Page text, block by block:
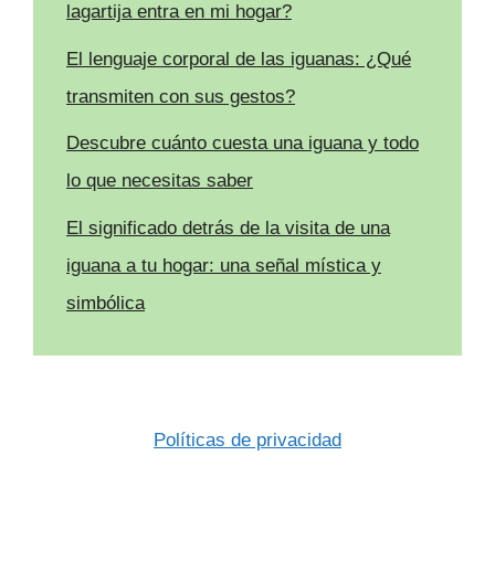
lagartija entra en mi hogar?
El lenguaje corporal de las iguanas: ¿Qué
transmiten con sus gestos?
Descubre cuánto cuesta una iguana y todo
lo que necesitas saber
El significado detrás de la visita de una
iguana a tu hogar: una señal mística y
simbólica
Políticas de privacidad